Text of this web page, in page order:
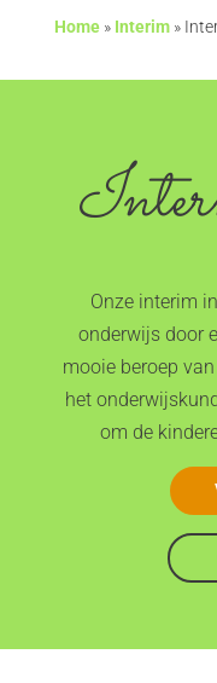
Home» Interim»
Onze interim
onderwijs door
mooie beroep
het
om de